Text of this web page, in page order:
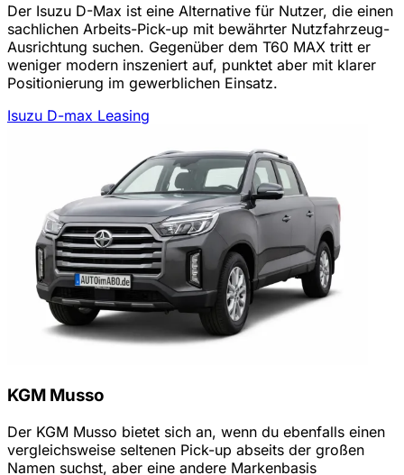
Der Isuzu D-Max ist eine Alternative für Nutzer, die einen
sachlichen Arbeits-Pick-up mit bewährter Nutzfahrzeug-
Ausrichtung suchen. Gegenüber dem T60 MAX tritt er
weniger modern inszeniert auf, punktet aber mit klarer
Positionierung im gewerblichen Einsatz.
Isuzu D-max Leasing
KGM Musso
Der KGM Musso bietet sich an, wenn du ebenfalls einen
vergleichsweise seltenen Pick-up abseits der großen
Namen suchst, aber eine andere Markenbasis